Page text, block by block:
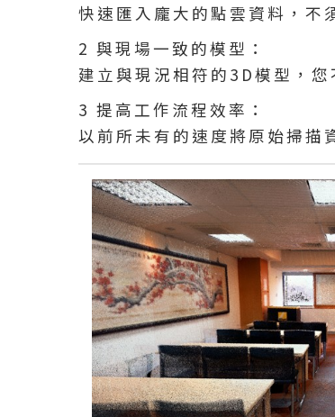
快速匯入龐大的點雲資料，不
2 與現場一致的模型：
建立與現況相符的3D模型，
3 提高工作流程效率：
以前所未有的速度將原始掃描